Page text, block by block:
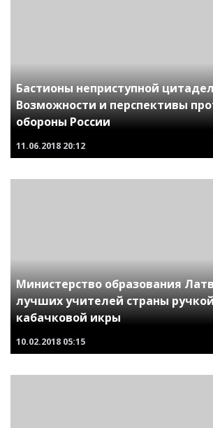
Бастионы неприступной
Возможности и перспективы
обороны России
11.06.2018 20:12
Министерство образования
лучших учителей страны
кабачковой икры
10.02.2018 05:15